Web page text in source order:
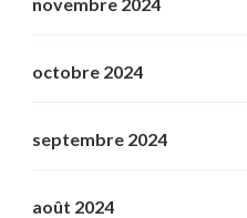
octobre 2024
septembre 2024
août 2024